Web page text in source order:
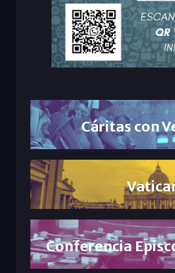
Cáritas con
Conferencia